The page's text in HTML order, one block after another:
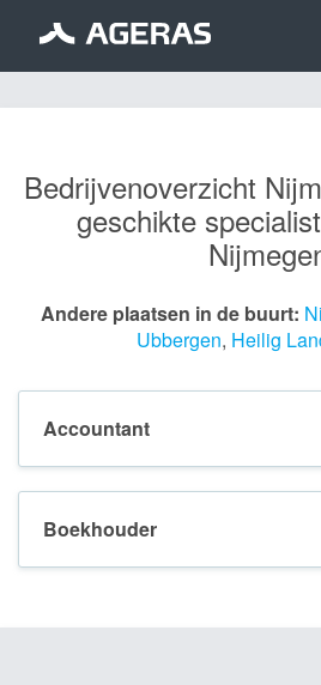
Bedrijvenoverzicht
geschikte
Andere plaatsen in de buurt:
Ubbergen, Heilig
Accountant
Boekhouder